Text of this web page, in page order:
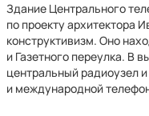
Здание Центрального
по проекту архитектора
конструктивизм. Оно
и Газетного переулка. В
центральный радиоузел
и международной